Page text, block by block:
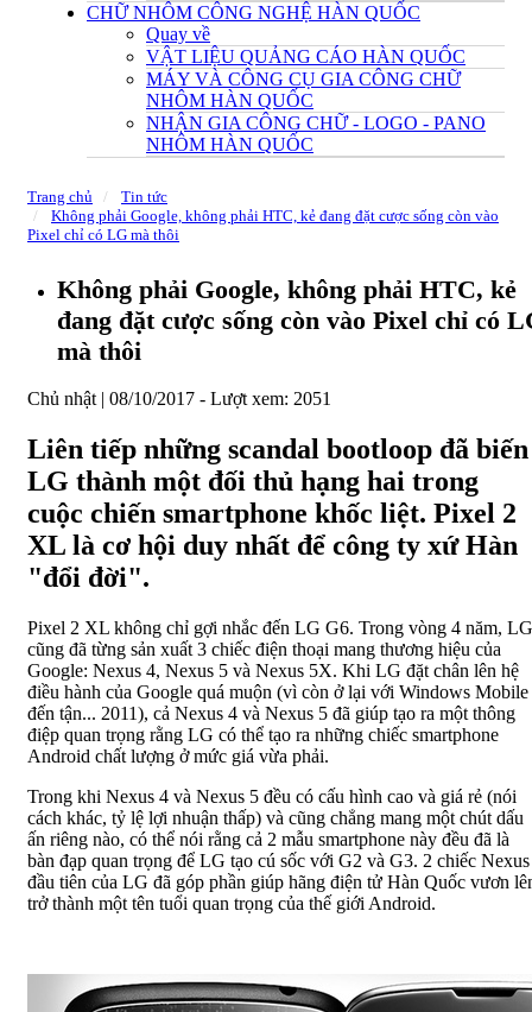
CHỮ NHÔM CÔNG NGHỆ HÀN QUỐC
Quay về
VẬT LIỆU QUẢNG CÁO HÀN QUỐC
MÁY VÀ CÔNG CỤ GIA CÔNG CHỮ
NHÔM HÀN QUỐC
NHẬN GIA CÔNG CHỮ - LOGO - PANO
NHÔM HÀN QUỐC
Trang chủ
Tin tức
Không phải Google, không phải HTC, kẻ đang đặt cược sống còn vào
Pixel chỉ có LG mà thôi
Không phải Google, không phải HTC, kẻ
đang đặt cược sống còn vào Pixel chỉ có
mà thôi
Chủ nhật | 08/10/2017 - Lượt xem: 2051
Liên tiếp những scandal bootloop đã biến
LG thành một đối thủ hạng hai trong
cuộc chiến smartphone khốc liệt. Pixel 2
XL là cơ hội duy nhất để công ty xứ Hàn
"đổi đời".
Pixel 2 XL không chỉ gợi nhắc đến LG G6. Trong vòng 4 năm, LG
cũng đã từng sản xuất 3 chiếc điện thoại mang thương hiệu của
Google: Nexus 4, Nexus 5 và Nexus 5X. Khi LG đặt chân lên hệ
điều hành của Google quá muộn (vì còn ở lại với Windows Mobile
đến tận... 2011), cả Nexus 4 và Nexus 5 đã giúp tạo ra một thông
điệp quan trọng rằng LG có thể tạo ra những chiếc smartphone
Android chất lượng ở mức giá vừa phải.
Trong khi Nexus 4 và Nexus 5 đều có cấu hình cao và giá rẻ (nói
cách khác, tỷ lệ lợi nhuận thấp) và cũng chẳng mang một chút dấu
ấn riêng nào, có thể nói rằng cả 2 mẫu smartphone này đều đã là
bàn đạp quan trọng để LG tạo cú sốc với G2 và G3. 2 chiếc Nexus
đầu tiên của LG đã góp phần giúp hãng điện tử Hàn Quốc vươn
trở thành một tên tuổi quan trọng của thế giới Android.